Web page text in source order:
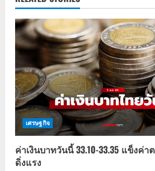
i
g
a
t
i
o
n
เศรษฐกิจ
ค่าเงินบาทวันนี้ 33.10-33.35 แข็งค่
ดิ่งแรง